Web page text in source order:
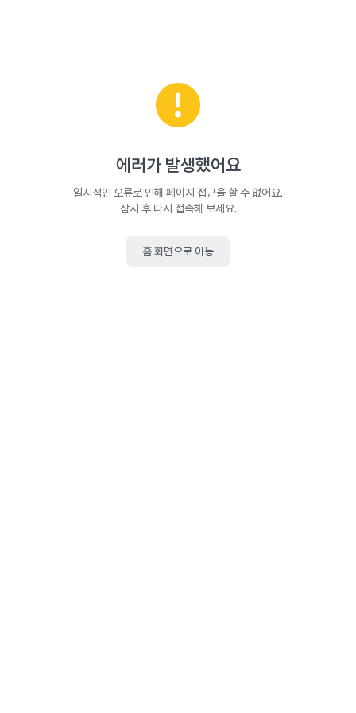
에러가 발생했어요
일시적인 오류로 인해 페이지 접근을 할 수 없어요.
잠시 후 다시 접속해 보세요.
홈 화면으로 이동